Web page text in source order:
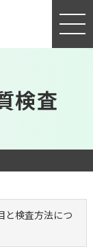
検査
と検査方法につ